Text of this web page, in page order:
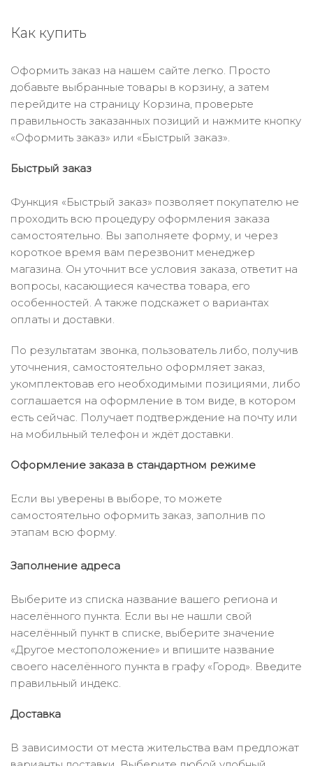
Как купить
Оформить заказ на нашем сайте легко. Просто
добавьте выбранные товары в корзину, а затем
перейдите на страницу Корзина, проверьте
правильность заказанных позиций и нажмите кнопку
«Оформить заказ» или «Быстрый заказ».
Быстрый заказ
Функция «Быстрый заказ» позволяет покупателю не
проходить всю процедуру оформления заказа
самостоятельно. Вы заполняете форму, и через
короткое время вам перезвонит менеджер
магазина. Он уточнит все условия заказа, ответит на
вопросы, касающиеся качества товара, его
особенностей. А также подскажет о вариантах
оплаты и доставки.
По результатам звонка, пользователь либо, получив
уточнения, самостоятельно оформляет заказ,
укомплектовав его необходимыми позициями, либо
соглашается на оформление в том виде, в котором
есть сейчас. Получает подтверждение на почту или
на мобильный телефон и ждёт доставки.
Оформление заказа в стандартном режиме
Если вы уверены в выборе, то можете
самостоятельно оформить заказ, заполнив по
этапам всю форму.
Заполнение адреса
Выберите из списка название вашего региона и
населённого пункта. Если вы не нашли свой
населённый пункт в списке, выберите значение
«Другое местоположение» и впишите название
своего населённого пункта в графу «Город». Введите
правильный индекс.
Доставка
В зависимости от места жительства вам предложат